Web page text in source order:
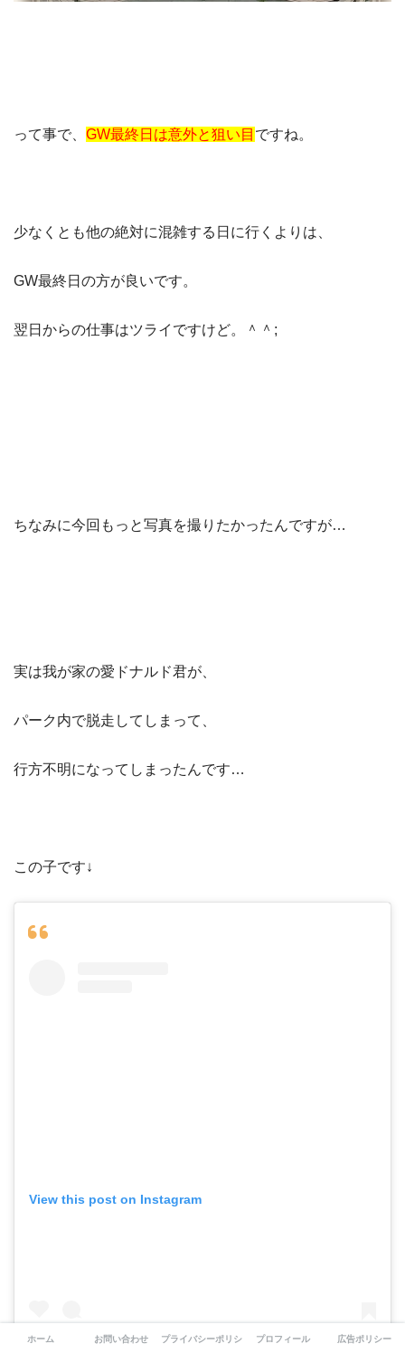
って事で、 GW最終日は意外と狙い目 ですね。
少なくとも他の絶対に混雑する日に行くよりは、
GW最終日の方が良いです。
翌日からの仕事はツライですけど。＾＾;
ちなみに今回もっと写真を撮りたかったんですが…
実は我が家の愛ドナルド君が、
パーク内で脱走してしまって、
行方不明になってしまったんです…
この子です↓
View this post on Instagram
ホーム お問い合わせ プライバシーポリシー プロフィール 広告ポリシー